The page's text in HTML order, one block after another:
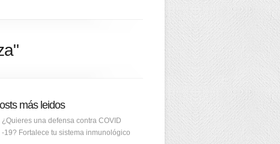
más leidos
¿Quieres una defensa contra COVID
-19? Fortalece tu sistema inmunológico